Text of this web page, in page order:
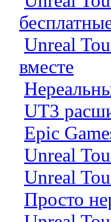
Unreal
вместе
UT3
Epic
Unreal
Unreal
Просто